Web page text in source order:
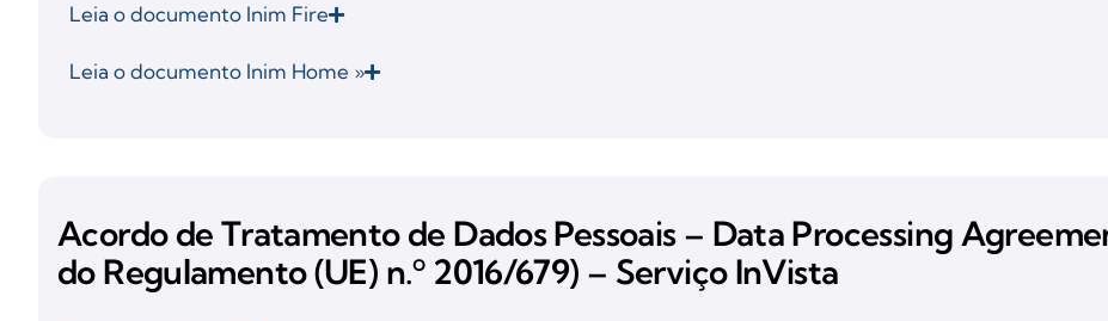
Leia o documento Inim Fire
Leia o documento Inim Home »
Acordo de Tratamento de Dados Pessoais – Data Processing
do Regulamento (UE) n.º 2016/679) – Serviço InVista